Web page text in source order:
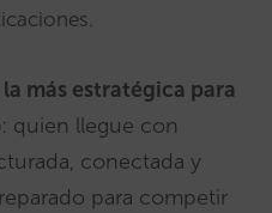
más estratégica para
: quien llegue con
conectada y
para competir